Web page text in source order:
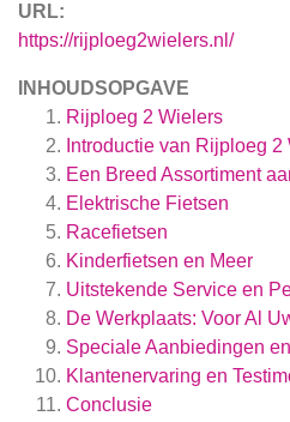
URL:
https://rijploeg2wielers.nl/
INHOUDSOPGAVE
Rijploeg 2 Wielers
Introductie van Rijploeg 2
Een Breed Assortiment
Elektrische Fietsen
Racefietsen
Kinderfietsen en Meer
Uitstekende Service en
De Werkplaats: Voor Al
Speciale Aanbiedingen
Klantenervaring en
Conclusie